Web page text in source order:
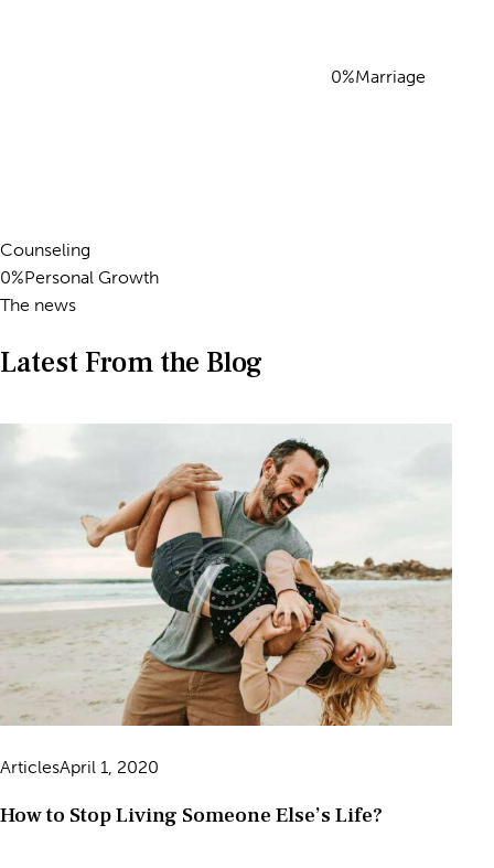
0%Marriage
Counseling
0%Personal Growth
The news
Latest From the Blog
ArticlesApril 1, 2020
How to Stop Living Someone Else’s Life?